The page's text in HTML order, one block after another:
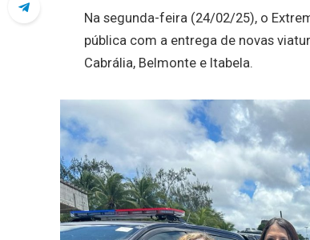
Na segunda-feira (24/02/25), o
pública com a entrega de novas
Cabrália, Belmonte e Itabela.